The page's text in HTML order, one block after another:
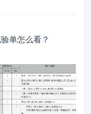
单怎么看？